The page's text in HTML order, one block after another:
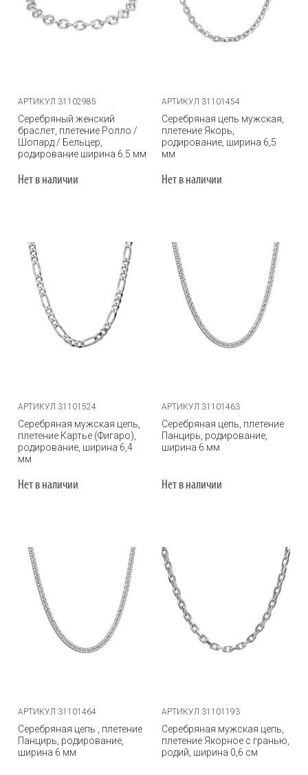
АРТИКУЛ 31102985
Серебряный женский
браслет, плетение Ролло /
Шопард / Бельцер,
родирование ширина 6.5 мм
Нет в наличии
АРТИКУЛ 31101454
Серебряная цепь мужская,
плетение Якорь,
родирование, ширина 6,5
мм
Нет в наличии
АРТИКУЛ 31101524
Серебряная мужская цепь,
плетение Картье (Фигаро),
родирование, ширина 6,4
мм
Нет в наличии
АРТИКУЛ 31101463
Серебряная цепь, плетение
Панцирь, родирование,
ширина 6 мм
Нет в наличии
АРТИКУЛ 31101464
Серебряная цепь , плетение
Панцирь, родирование,
ширина 6 мм
АРТИКУЛ 31101193
Серебряная мужская цепь,
плетение Якорное с гранью,
родий, ширина 0,6 см